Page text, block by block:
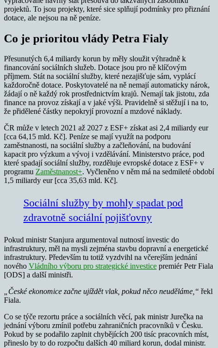
projektů. To jsou projekty, které sice splňují podmínky pro přiznání
dotace, ale nejsou na ně peníze.
Co je prioritou vlády Petra Fialy
Přesunutých 6,4 miliardy korun by měly sloužit výhradně k
financování sociálních služeb. Dotace jsou pro ně klíčovým
příjmem. Stát na sociální služby, které nezajišťuje sám, vyplácí
každoročně dotace. Poskytovatelé na ně nemají automaticky nárok,
žádají o ně každý rok prostřednictvím krajů. Nemají tak jistotu, zda
finance na provoz získají a v jaké výši. Pravidelně si stěžují i na to,
že přidělené částky nepokryjí provozní a mzdové náklady.
ČR může v letech 2021 až 2027 z ESF+ získat asi 2,4 miliardy eur
[cca 64,15 mld. Kč]. Peníze se mají využít na podporu
zaměstnanosti, na sociální služby a začleňování, na budování
kapacit pro výzkum a vývoj i vzdělávání. Ministerstvo práce, pod
které spadají sociální služby, rozděluje evropské dotace z ESF+ v
programu Zaměstnanost+. Vyčleněno v něm má na sedmileté období
1,5 miliardy eur [cca 35,63 mld. Kč].
Sociální služby by mohly spadat pod
zdravotně sociální pojišťovny
Pokud ministr Stanjura argumentoval nutností investic do
infrastruktury, měl na mysli zejména stavbu dopravní a energetické
infrastruktury. Především tu totiž vyzdvihl na včerejším jednání
nového Vládního výboru pro strategické investice premiér Petr Fiala
[ODS] a další ministři.
„České ekonomice začne ujíždět vlak, pokud něco neuděláme,“ řekl
Fiala.
Co se týče rezortu práce a sociálních věcí, pak ministr Jurečka na
jednání výboru zmínil potřebu zahraničních pracovníků v Česku.
Pokud by se podařilo zaplnit chybějících 200 tisíc pracovních míst,
přineslo by to do rozpočtu dalších 40 miliard korun, dodal ministr.